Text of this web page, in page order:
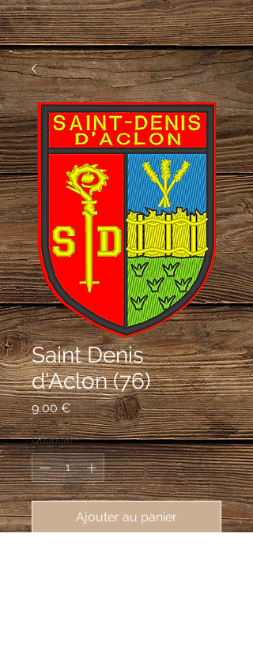
Saint Denis
d'Aclon (76)
9,00 €Prix
Quantité *
Ajouter au panier